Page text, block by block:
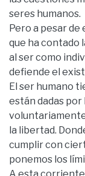
seres humanos.
Pero a pesar
que ha contado
al ser como
defiende el
El ser humano
están dadas por
la libertad.
cumplir con
ponemos los